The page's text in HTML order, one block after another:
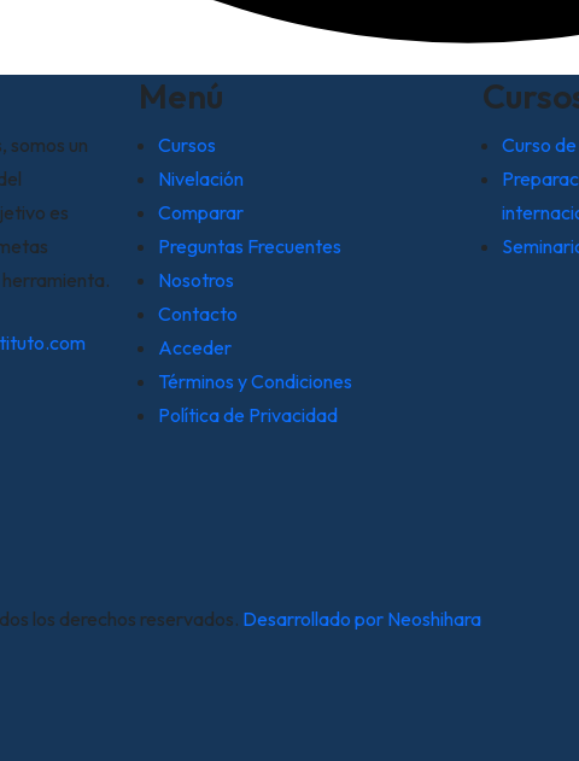
somos un
es
Menú
Cursos
Nivelación
Comparar
Preguntas Frecuentes
Nosotros
Contacto
Acceder
Términos y Condiciones
Política de Privacidad
Curso
los derechos reservados. Desarrollado por Neoshihara